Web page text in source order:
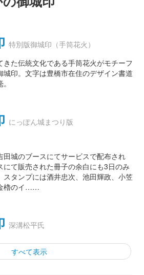
特別版御城印（手筒花火）
た伝統文化である手筒花火がモチーフ
城印。文字は豊橋市在住のデザイン書道
にっぽん城まつり版
田城のブースにてサービスで配布され
にて販売された冊子の余白にも3日のみ
スタンプには酒井忠次、池田輝政、小笠
櫓のイ……
深溝松平氏
すべて表示